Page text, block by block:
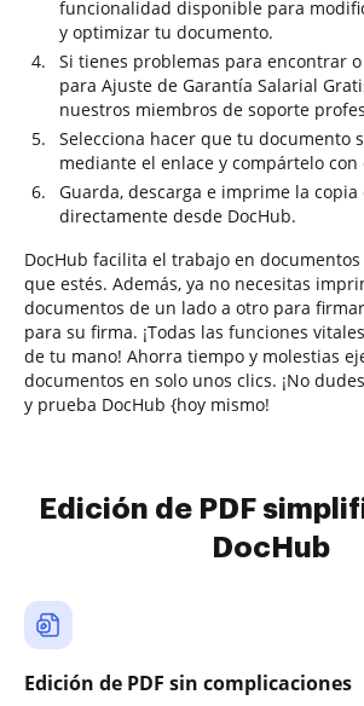
funcionalidad disponible para
y optimizar tu documento.
Si tienes problemas para encontrar
para Ajuste de Garantía Salarial
nuestros miembros de soporte
Selecciona hacer que tu documento
mediante el enlace y compártelo con
Guarda, descarga e imprime la copia
directamente desde DocHub.
DocHub facilita el trabajo en
que estés. Además, ya no necesitas
documentos de un lado a otro para
para su firma. ¡Todas las funciones
de tu mano! Ahorra tiempo y molestias
documentos en solo unos clics. ¡No
y prueba DocHub {hoy mismo!
Edición de PDF
DocHub
Edición de PDF sin complicaciones